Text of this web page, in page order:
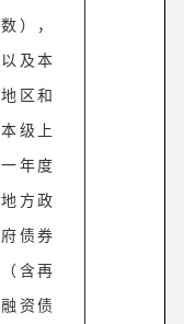
数），
以及本
地区和
本级上
一年度
地方政
府债券
（含再
融资债